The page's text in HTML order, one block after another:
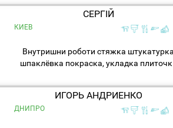
барашек,мраморная крошка,
штукатурка - отделка цоколя -
СЕРГІЙ
КИЕВ
Внутришни роботи стяжка
шпаклёвка покраска, укладка
частного будинку ПИД КЛЮЧ...
ИГОРЬ АНДРИЕНКО
ДНИПРО